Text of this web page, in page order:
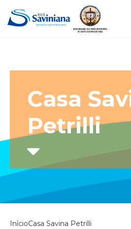
Casa
Petrilli
InícioCasa Savina Petrilli